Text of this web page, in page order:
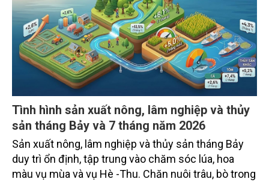
Tình hình sản xuất nông, lâm nghiệp và thủy
sản tháng Bảy và 7 tháng năm 2026
Sản xuất nông, lâm nghiệp và thủy sản tháng Bảy
duy trì ổn định, tập trung vào chăm sóc lúa, hoa
màu vụ mùa và vụ Hè -Thu. Chăn nuôi trâu, bò trong